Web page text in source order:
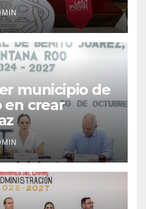
municipio de
en crear